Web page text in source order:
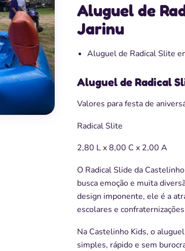
Aluguel de
Jarinu
Aluguel de Radical Slite
Aluguel de Radical
Valores para festa de
Radical Slite
2,80 L x 8,00 C x 2,00 A
O Radical Slide da
busca emoção e muita
design imponente, ele é a
escolares e
Na Castelinho Kids, o
simples, rápido e sem